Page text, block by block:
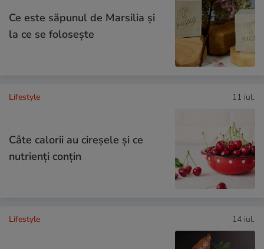
Ce este săpunul de Marsilia și
la ce se folosește
Lifestyle 11 iul.
Câte calorii au cireșele și ce
nutrienți conțin
Lifestyle 14 iul.